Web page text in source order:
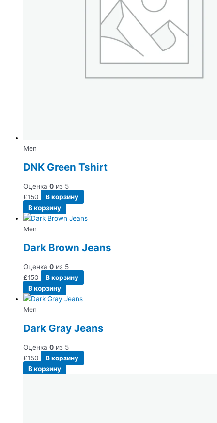
Men
DNK Green Tshirt
Оценка 0 из 5
£150
В корзину
В корзину
Men
Dark Brown Jeans
Оценка 0 из 5
£150
В корзину
В корзину
Men
Dark Gray Jeans
Оценка 0 из 5
£150
В корзину
В корзину